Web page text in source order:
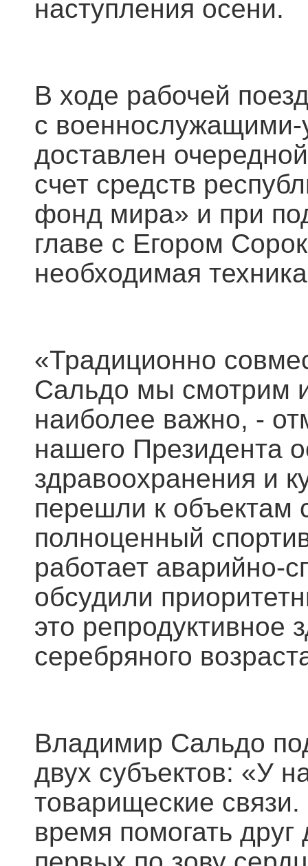
наступления осени.
В ходе рабочей
с
доставлен
счет средств
фонд мира» и при
главе с Егором
необходимая
«Традиционно
Сальдо мы смотрим
наиболее важно, -
нашего Президента
здравоохранения и
перешли к объектам
полноценный
работает аварийно-
обсудили
это репродуктивное
серебряного
Владимир Сальдо
двух субъектов: «У
товарищеские
время помогать